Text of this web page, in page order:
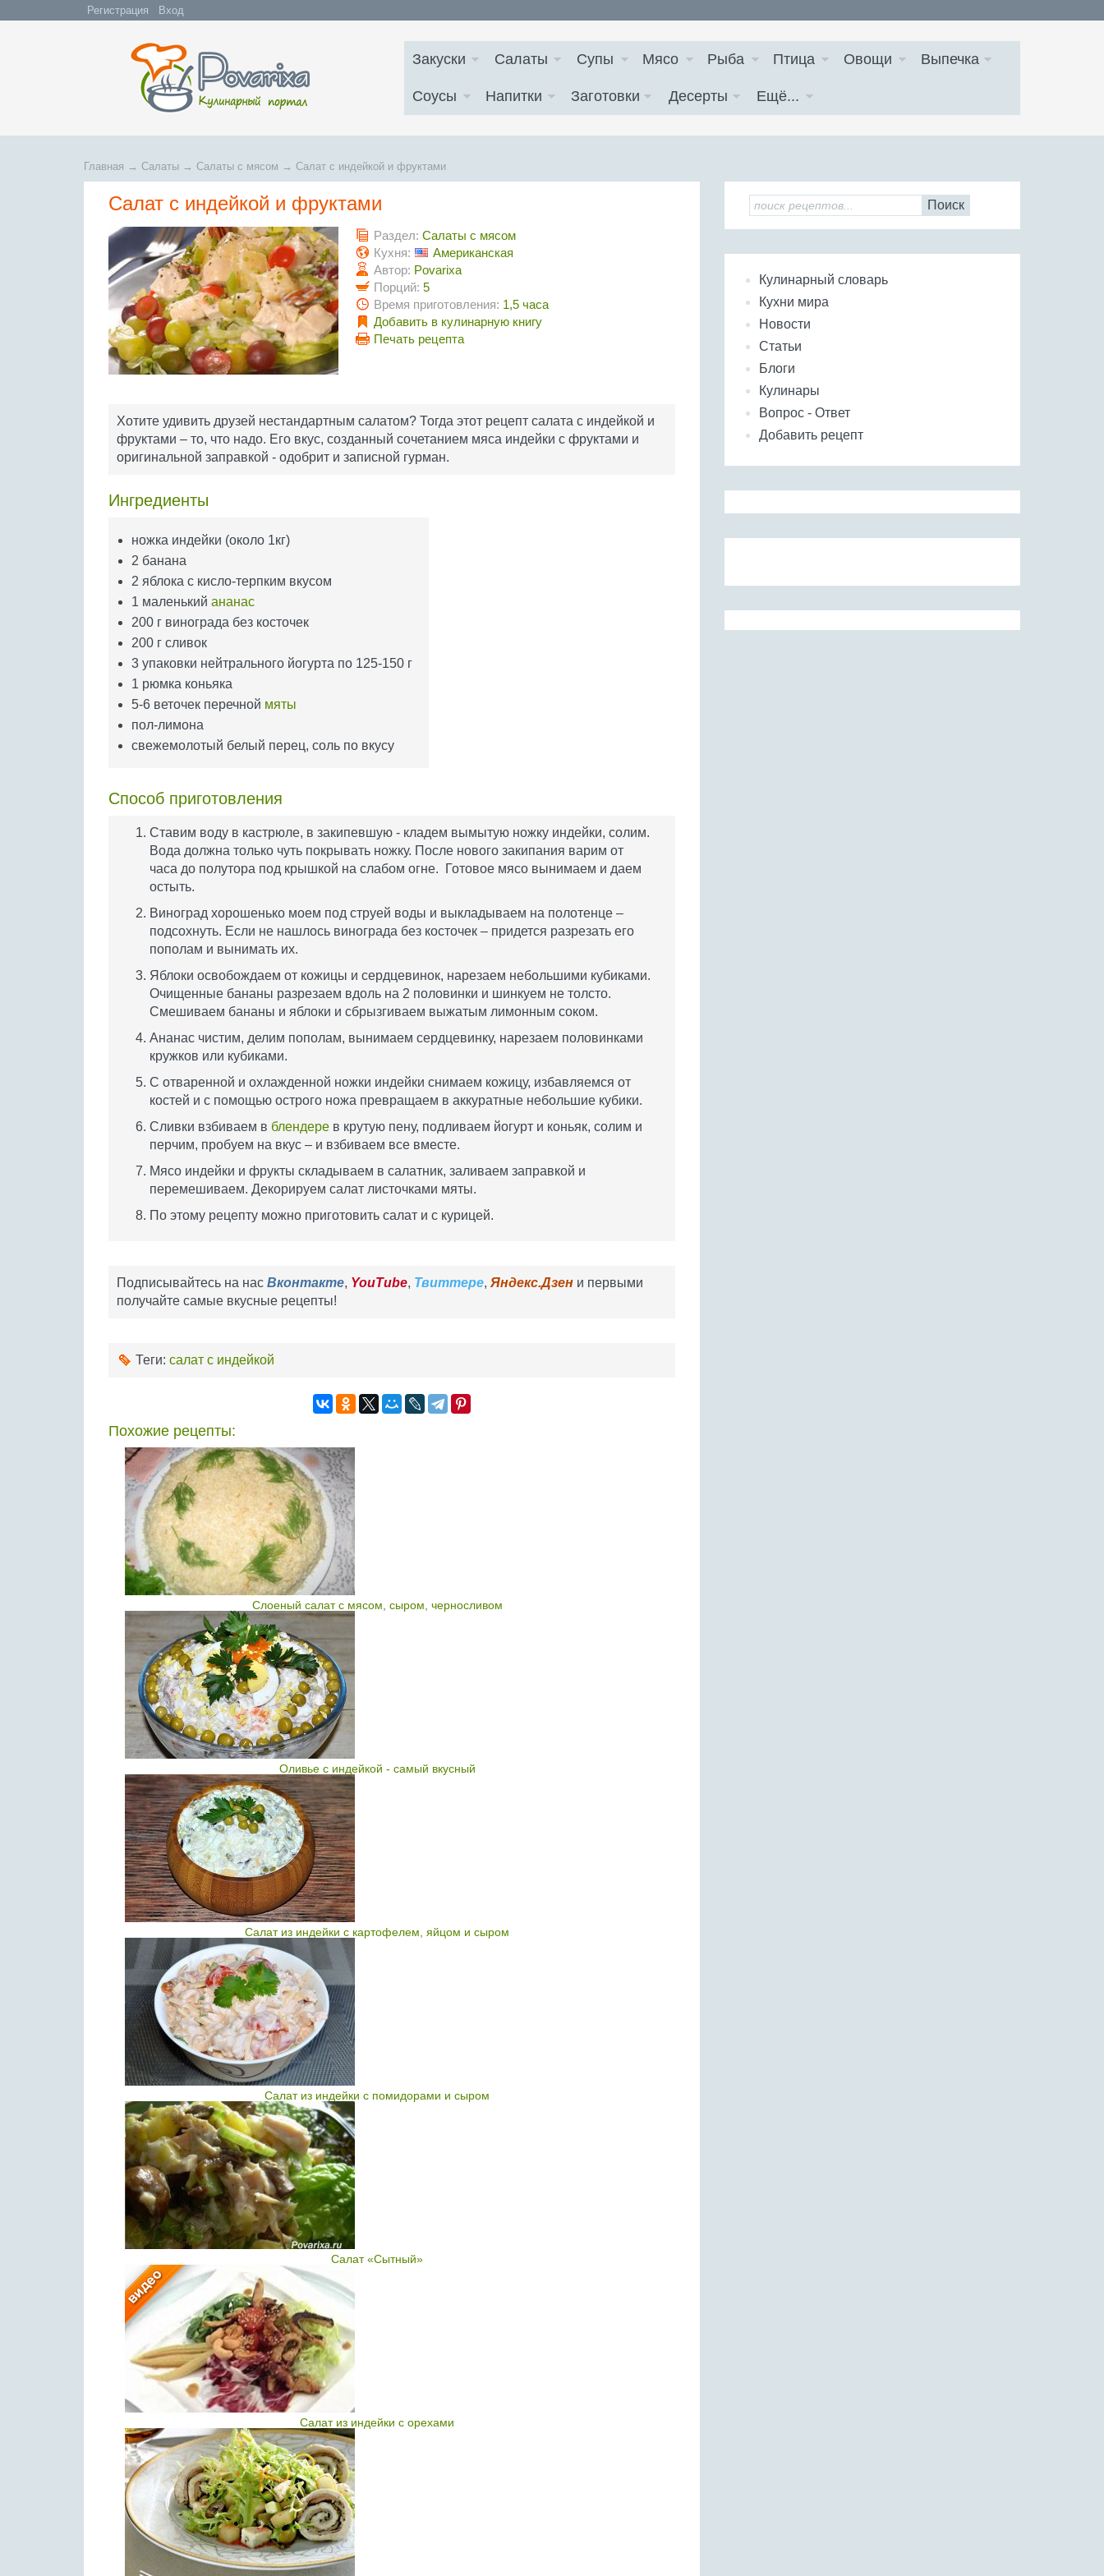
Регистрация Вход
Закуски Салаты Супы Мясо Рыба Птица Овощи Выпечка
Соусы Напитки Заготовки Десерты Ещё...
Главная → Салаты → Салаты с мясом → Салат с индейкой и фруктами
Салат с индейкой и фруктами
Раздел: Салаты с мясом
Кухня:
Американская
Автор: Povarixa
Порций: 5
Время приготовления: 1,5 часа
Добавить в кулинарную книгу
Печать рецепта
Хотите удивить друзей нестандартным салатом? Тогда этот рецепт салата с индейкой и
фруктами – то, что надо. Его вкус, созданный сочетанием мяса индейки с фруктами и
оригинальной заправкой - одобрит и записной гурман.
Ингредиенты
ножка индейки (около 1кг)
2 банана
2 яблока с кисло-терпким вкусом
1 маленький ананас
200 г винограда без косточек
200 г сливок
3 упаковки нейтрального йогурта по 125-150 г
1 рюмка коньяка
5-6 веточек перечной мяты
пол-лимона
свежемолотый белый перец, соль по вкусу
Способ приготовления
Ставим воду в кастрюле, в закипевшую - кладем вымытую ножку индейки, солим.
Вода должна только чуть покрывать ножку. После нового закипания варим от
часа до полутора под крышкой на слабом огне. Готовое мясо вынимаем и даем
остыть.
Виноград хорошенько моем под струей воды и выкладываем на полотенце –
подсохнуть. Если не нашлось винограда без косточек – придется разрезать его
пополам и вынимать их.
Яблоки освобождаем от кожицы и сердцевинок, нарезаем небольшими кубиками.
Очищенные бананы разрезаем вдоль на 2 половинки и шинкуем не толсто.
Смешиваем бананы и яблоки и сбрызгиваем выжатым лимонным соком.
Ананас чистим, делим пополам, вынимаем сердцевинку, нарезаем половинками
кружков или кубиками.
С отваренной и охлажденной ножки индейки снимаем кожицу, избавляемся от
костей и с помощью острого ножа превращаем в аккуратные небольшие кубики.
Сливки взбиваем в блендере в крутую пену, подливаем йогурт и коньяк, солим и
перчим, пробуем на вкус – и взбиваем все вместе.
Мясо индейки и фрукты складываем в салатник, заливаем заправкой и
перемешиваем. Декорируем салат листочками мяты.
По этому рецепту можно приготовить салат и с курицей.
Подписывайтесь на нас Вконтакте, YouTube, Твиттере, Яндекс.Дзен и первыми
получайте самые вкусные рецепты!
Теги: салат с индейкой
Похожие рецепты:
Слоеный салат с мясом, сыром, черносливом
Оливье с индейкой - самый вкусный
Салат из индейки с картофелем, яйцом и сыром
Салат из индейки с помидорами и сыром
Салат «Сытный»
Салат из индейки с орехами
Поиск
Кулинарный словарь
Кухни мира
Новости
Статьи
Блоги
Кулинары
Вопрос - Ответ
Добавить рецепт